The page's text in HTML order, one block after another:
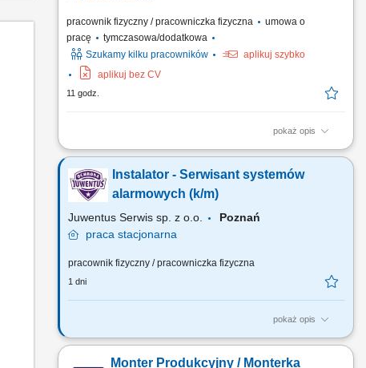
pracownik fizyczny / pracowniczka fizyczna
umowa o
pracę
tymczasowa/dodatkowa
Szukamy kilku pracowników
aplikuj szybko
aplikuj bez CV
11 godz.
pokaż opis
Zakres obowiązków: montaż urządzeń do uzdatniania i
napraw gwarancyjnych.
Instalator - Serwisant systemów
alarmowych (k/m)
Juwentus Serwis sp. z o.o.
Poznań
praca stacjonarna
pracownik fizyczny / pracowniczka fizyczna
1 dni
pokaż opis
Zadania przed Tobą: montaż systemów zabezpieczeń
Monter Produkcyjny / Monterka